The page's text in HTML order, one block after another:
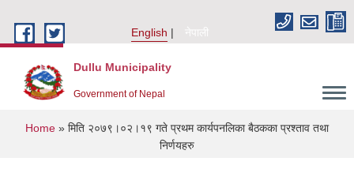
English
नेपाली
Dullu Municipality
Government of Nepal
You are here
Home » मिति २०७९।०२।१९ गते प्रथम कार्यपनलिका बैठकका प्रश्ताव तथा
निर्णयहरु